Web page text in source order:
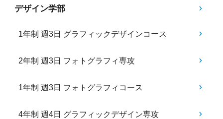
デザイン学部
1年制 週3日 グラフィックデザインコース
2年制 週3日 フォトグラフィ専攻
1年制 週3日 フォトグラフィコース
4年制 週4日 グラフィックデザイン専攻